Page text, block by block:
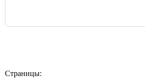
Страницы: